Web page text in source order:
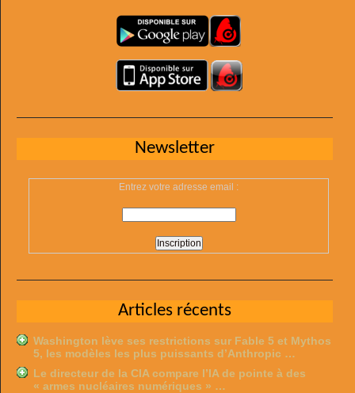
Newsletter
Entrez votre adresse email :
Articles récents
Washington lève ses restrictions sur Fable 5 et Mythos
5, les modèles les plus puissants d’Anthropic …
Le directeur de la CIA compare l’IA de pointe à des
« armes nucléaires numériques » …